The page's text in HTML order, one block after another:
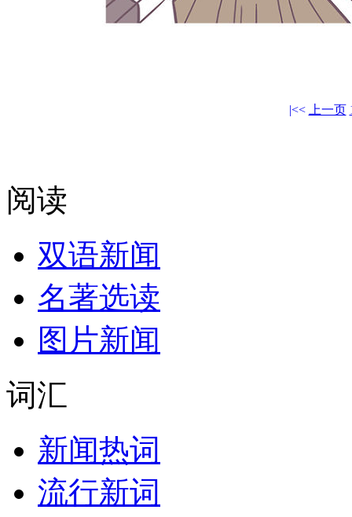
|<< 上一页
阅读
双语新闻
名著选读
图片新闻
词汇
新闻热词
流行新词